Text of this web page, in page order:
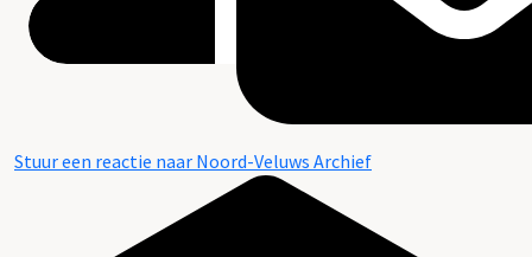
Stuur een reactie naar Noord-Veluws Archief